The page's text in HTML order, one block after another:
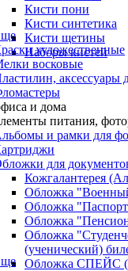
Кисти пони
Кисти синтетика
Кисти щетины
Наборы кистей
художественные
восковые
аксессуары
и дома
питания,
и рамки для
для
Кожгалантерея
Обложка
Обложка
Обложка
Обложка
(ученический)
Обложка СПЕЙС